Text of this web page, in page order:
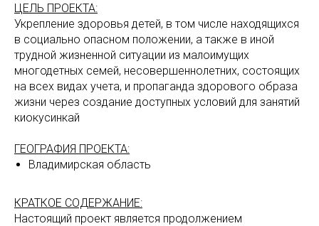
ЦЕЛЬ ПРОЕКТА:
Укрепление здоровья детей, в том числе находящихся
в социально опасном положении, а также в иной
трудной жизненной ситуации из малоимущих
многодетных семей, несовершеннолетних, состоящих
на всех видах учета, и пропаганда здорового образа
жизни через создание доступных условий для занятий
киокусинкай
ГЕОГРАФИЯ ПРОЕКТА:
Владимирская область
КРАТКОЕ СОДЕРЖАНИЕ:
Настоящий проект является продолжением